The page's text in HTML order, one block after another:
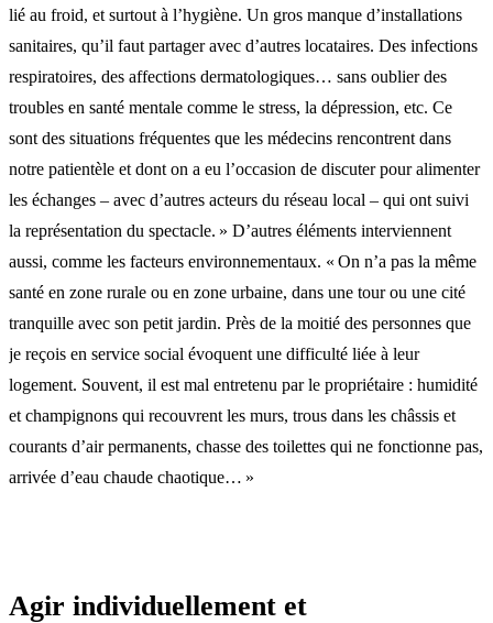
lié au froid, et surtout à l’hygiène. Un gros manque d’installations
sanitaires, qu’il faut partager avec d’autres locataires. Des infections
respiratoires, des affections dermatologiques… sans oublier des
troubles en santé mentale comme le stress, la dépression, etc. Ce
sont des situations fréquentes que les médecins rencontrent dans
notre patientèle et dont on a eu l’occasion de discuter pour alimenter
les échanges – avec d’autres acteurs du réseau local – qui ont suivi
la représentation du spectacle. » D’autres éléments interviennent
aussi, comme les facteurs environnementaux. « On n’a pas la même
santé en zone rurale ou en zone urbaine, dans une tour ou une cité
tranquille avec son petit jardin. Près de la moitié des personnes que
je reçois en service social évoquent une difficulté liée à leur
logement. Souvent, il est mal entretenu par le propriétaire : humidité
et champignons qui recouvrent les murs, trous dans les châssis et
courants d’air permanents, chasse des toilettes qui ne fonctionne pas,
arrivée d’eau chaude chaotique… »
Agir individuellement et